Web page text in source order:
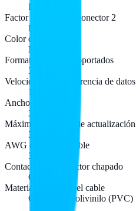
Derecho
Factor de forma de conector 2
Derecho
Color del producto
Negro
Formatos gráficos soportados
3840 x 2160
Velocidad de transferencia de datos
10,2 Gbit/s
Ancho de banda
340 MHz
Máxima velocidad de actualización
30 Hz
AWG calibre del cable
30
Contactos del conector chapado
Oro
Material del forro del cable
Cloruro de polivinilo (PVC)